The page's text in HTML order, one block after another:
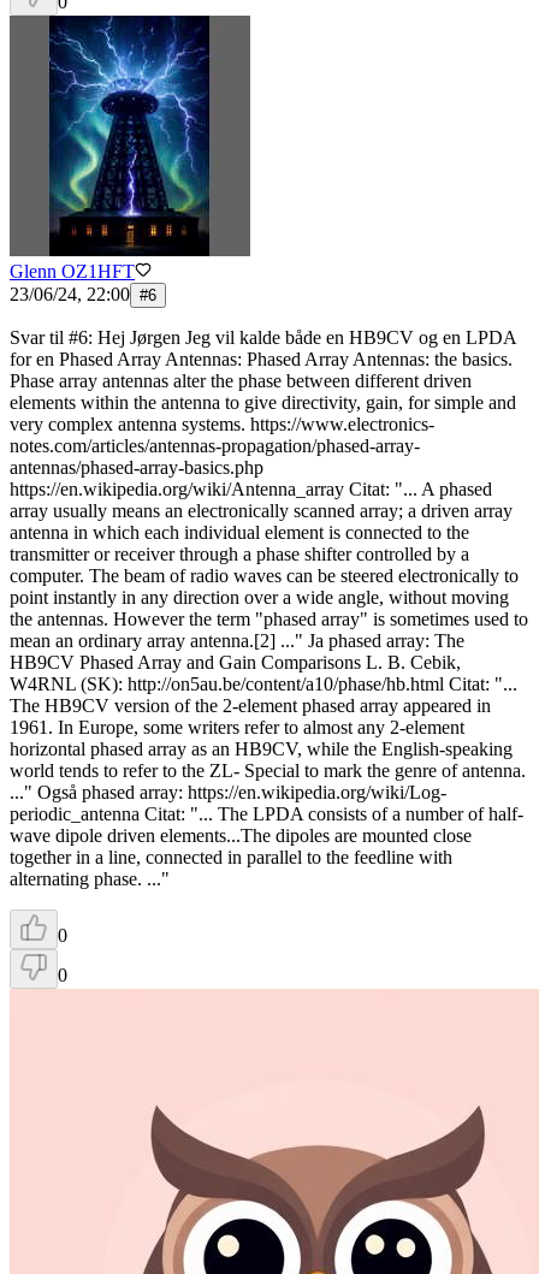
Glenn OZ1HFT
23/06/24, 22:00 #6
Svar til #6: Hej Jørgen Jeg vil kalde både en HB9CV og en LPDA
for en Phased Array Antennas: Phased Array Antennas: the basics.
Phase array antennas alter the phase between different driven
elements within the antenna to give directivity, gain, for simple and
very complex antenna systems. https://www.electronics-
notes.com/articles/antennas-propagation/phased-array-
antennas/phased-array-basics.php
https://en.wikipedia.org/wiki/Antenna_array Citat: "... A phased
array usually means an electronically scanned array; a driven array
antenna in which each individual element is connected to the
transmitter or receiver through a phase shifter controlled by a
computer. The beam of radio waves can be steered electronically to
point instantly in any direction over a wide angle, without moving
the antennas. However the term "phased array" is sometimes used to
mean an ordinary array antenna.[2] ..." Ja phased array: The
HB9CV Phased Array and Gain Comparisons L. B. Cebik,
W4RNL (SK): http://on5au.be/content/a10/phase/hb.html Citat: "...
The HB9CV version of the 2-element phased array appeared in
1961. In Europe, some writers refer to almost any 2-element
horizontal phased array as an HB9CV, while the English-speaking
world tends to refer to the ZL- Special to mark the genre of antenna.
..." Også phased array: https://en.wikipedia.org/wiki/Log-
periodic_antenna Citat: "... The LPDA consists of a number of half-
wave dipole driven elements...The dipoles are mounted close
together in a line, connected in parallel to the feedline with
alternating phase. ..."
0
0